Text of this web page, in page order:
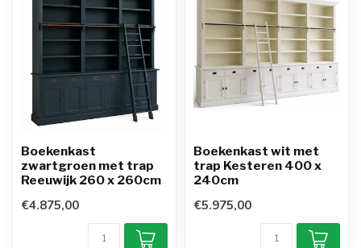
Boekenkast
zwartgroen met trap
Reeuwijk 260 x 260cm
€4.875,00
Boekenkast wit met
trap Kesteren 400 x
240cm
€5.975,00